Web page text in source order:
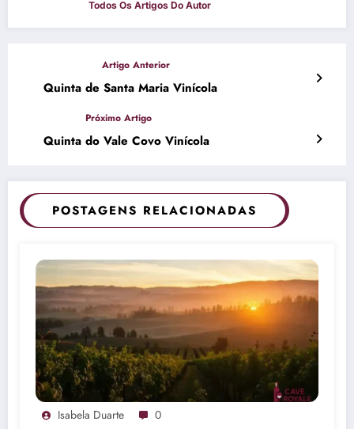
Quinta de Santa Maria Vinícola
Quinta do Vale Covo Vinícola
POSTAGENS RELACIONADAS
Isabela Duarte 0